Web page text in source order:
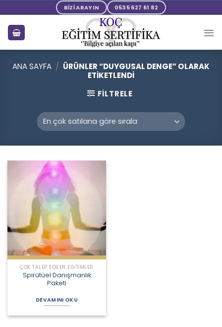
to
content
BİZİ ARAYIN 0535 627 61 82
ANA SAYFA / ÜRÜNLER “DUYGUSAL DENGE” OLARAK
ETIKETLENDI
FILTRELE
ÇOK TALEP EDILEN EĞITIMLER
Spirütüel Danışmanlık
Paketi
DEVAMINI OKU